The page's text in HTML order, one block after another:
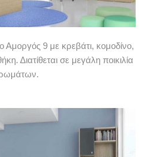
Αμοργός 9 με κρεβάτι, κομοδίνο,
Διατίθεται σε μεγάλη ποικιλία